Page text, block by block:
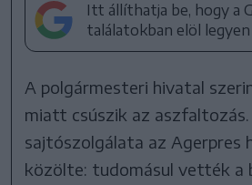
Itt állíthatja be, hogy a
találatokban elöl legyen
A polgármesteri hivatal
miatt csúszik az
sajtószolgálata az Agerpres
közölte: tudomásul vették a